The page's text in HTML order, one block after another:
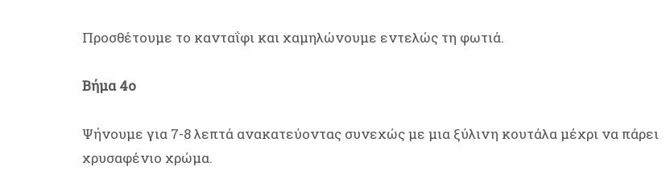
Προσθέτουμε το κανταΐφι και χαμηλώνουμε εντελώς τη φωτιά.
Βήμα 4ο
Ψήνουμε για 7-8 λεπτά ανακατεύοντας συνεχώς με μια ξύλινη κουτάλα μέχρι να πάρει
χρυσαφένιο χρώμα.